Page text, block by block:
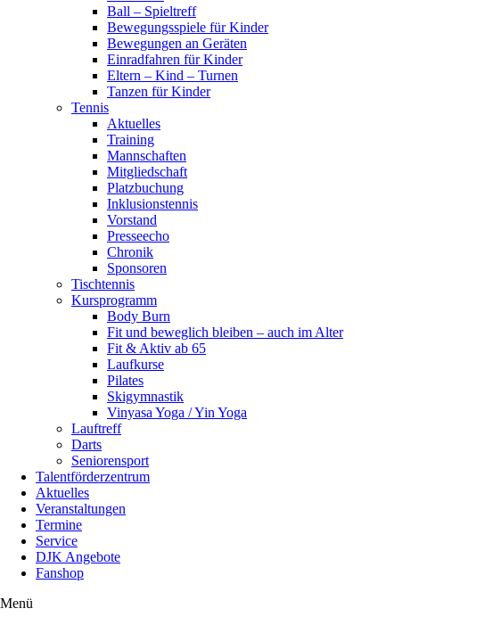
Ball – Spieltreff
Bewegungsspiele für Kinder
Bewegungen an Geräten
Einradfahren für Kinder
Eltern – Kind – Turnen
Tanzen für Kinder
Tennis
Aktuelles
Training
Mannschaften
Mitgliedschaft
Platzbuchung
Inklusionstennis
Vorstand
Presseecho
Chronik
Sponsoren
Tischtennis
Kursprogramm
Body Burn
Fit und beweglich bleiben – auch im Alter
Fit & Aktiv ab 65
Laufkurse
Pilates
Skigymnastik
Vinyasa Yoga / Yin Yoga
Lauftreff
Darts
Seniorensport
Talentförderzentrum
Aktuelles
Veranstaltungen
Termine
Service
DJK Angebote
Fanshop
Menü